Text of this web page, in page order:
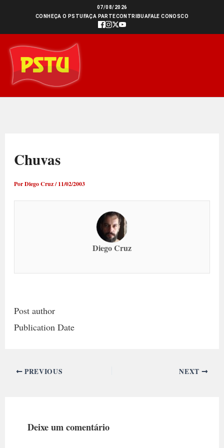
conteúdo
07/08/2026
CONHEÇA O PSTU FAÇA PARTECONTRIBUAFALE CONOSCO
Chuvas
PorDiego Cruz/11/02/2003
Diego Cruz
Post author
Publication Date
PREVIOUS NEXT
Deixe um comentário